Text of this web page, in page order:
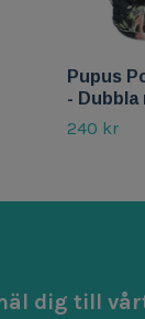
Pupus
- Dubbla
240 kr
dig till